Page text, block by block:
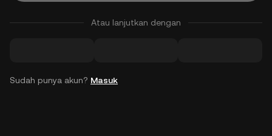
Atau lanjutkan dengan
Sudah punya akun? Masuk